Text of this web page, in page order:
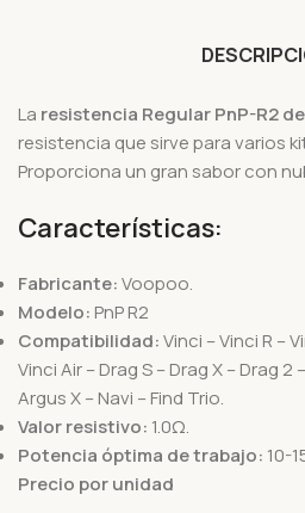
La resistencia Regular PnP-R2
resistencia que sirve para varios
Proporciona un gran sabor con
Características:
Fabricante:Voopoo.
Modelo: PnP R2
Compatibilidad:Vinci – Vinci R –
Vinci Air – Drag S – Drag X – Drag 2
Argus X – Navi – Find Trio.
Valor resistivo: 1.0Ω.
Potencia óptima de trabajo: 10-
Precio por unidad